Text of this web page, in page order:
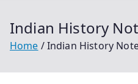
Indian History
Home Indian History